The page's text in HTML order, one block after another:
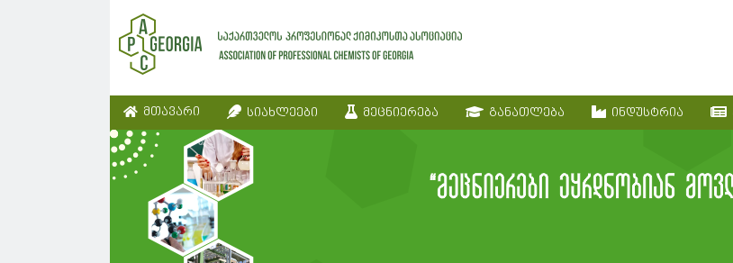
მთავარი სიახლეები მეცნიერება განათლება ინდუსტრია